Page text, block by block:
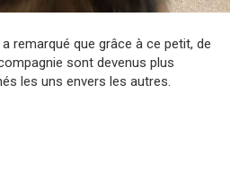
remarqué que grâce à ce petit, de
sont devenus plus
les uns envers les autres.